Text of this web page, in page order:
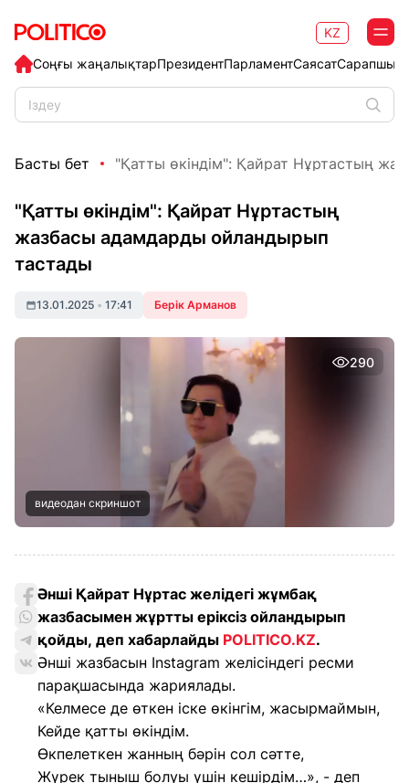
Соңғы жаңалықтарПрезидентПарламентСаясат
KZ
Басты бет "Қатты өкіндім": Қайрат Нұртастың
"Қатты өкіндім": Қайрат Нұртастың
жазбасы адамдарды ойландырып
тастады
13.01.2025 • 17:41 Берік Арманов
290
видеодан скриншот
Әнші Қайрат Нұртас желідегі жұмбақ
жазбасымен жұртты еріксіз ойландырып
қойды, деп хабарлайды POLITICO.KZ.
Әнші жазбасын Instagram желісіндегі ресми
парақшасында жариялады.
«Келмесе де өткен іске өкінгім, жасырмаймын,
Кейде қатты өкіндім.
Өкпелеткен жанның бәрін сол сәтте,
Жүрек тыныш болуы үшін кешірдім…», - деп